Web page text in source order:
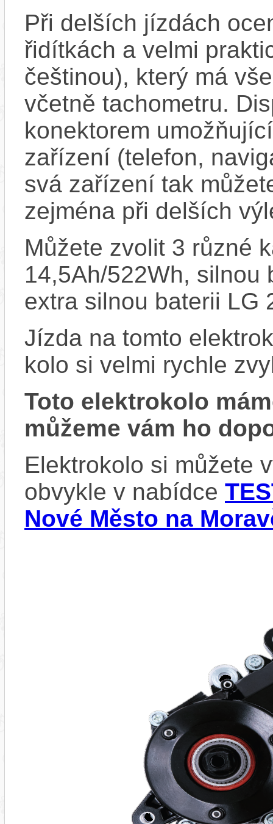
Při delších jízdách
řidítkách a velmi
češtinou), který má
včetně tachometru.
konektorem
zařízení (telefon,
svá zařízení tak
zejména při delších
Můžete zvolit 3 různé
14,5Ah/522Wh, silnou
extra silnou baterii LG
Jízda na tomto
kolo si velmi rychle
Toto elektrokolo
můžeme vám ho
Elektrokolo si můžete
obvykle v nabídce
Nové Město na